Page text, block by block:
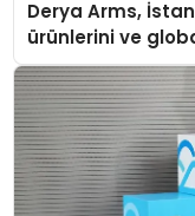
Derya Arms,
ürünlerini ve